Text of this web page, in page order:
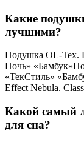
Какие
лучшими?
Подушка OL-Tex.
Ночь»
«ТекСтиль»
Effect Nebula.
Какой самый
для сна?